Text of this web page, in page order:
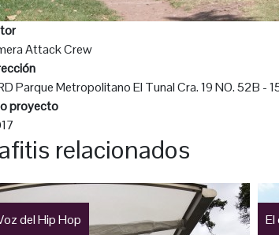
Attack Crew
Parque Metropolitano El Tunal Cra. 19 NO. 52B -
proyecto
relacionados
del Hip Hop El